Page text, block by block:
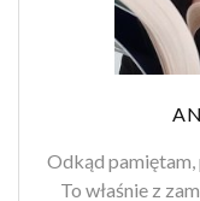
Odkąd pamiętam,
To właśnie z